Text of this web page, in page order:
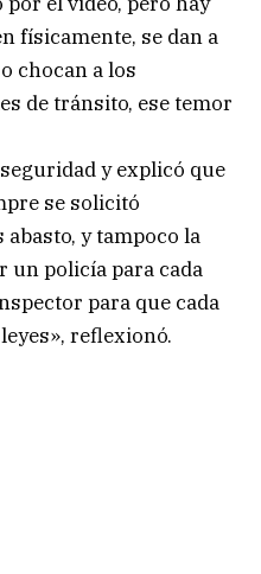
físicamente, se dan a
chocan a los
de tránsito, ese temor
y explicó que
se solicitó
y tampoco la
un policía para cada
para que cada
reflexionó.